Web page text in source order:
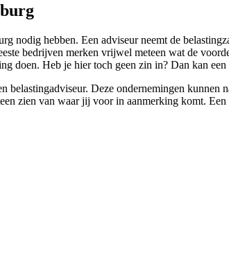
nodig hebben. Een adviseur neemt de
bedrijven merken vrijwel meteen wat de
doen. Heb je hier toch geen zin in? Dan kan
belastingadviseur. Deze ondernemingen
zien van waar jij voor in aanmerking komt.